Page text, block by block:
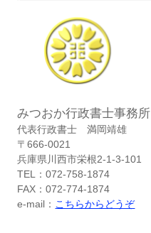
みつおか行政書士事務所
代表行政書士 満岡靖雄
〒666-0021
兵庫県川西市栄根2-1-3-101
TEL：072-758-1874
FAX：072-774-1874
e-mail： こちらからどうぞ